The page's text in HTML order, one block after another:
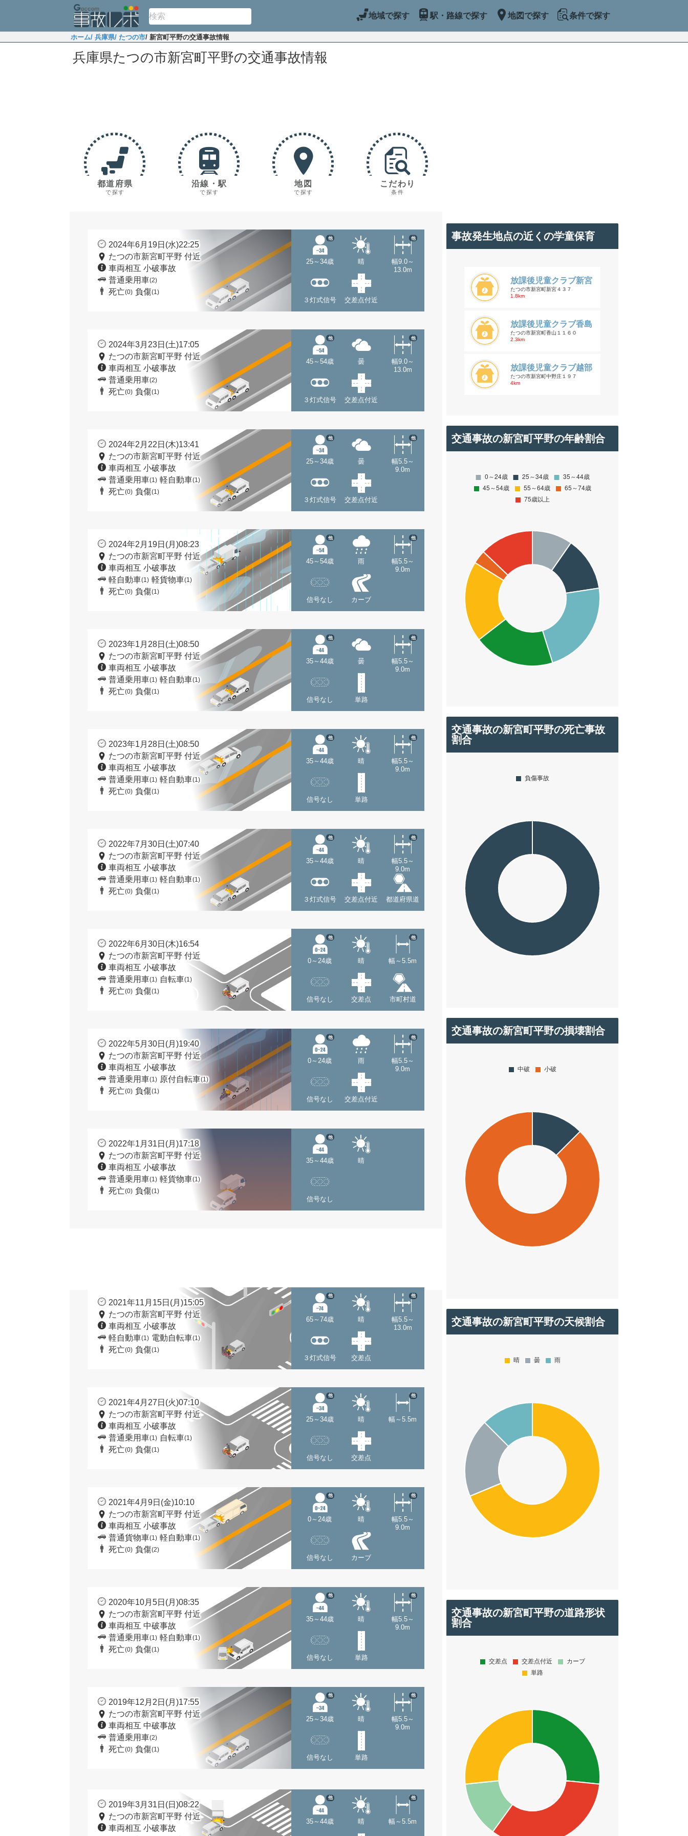
地域で探す 駅・路線で探す 地図で探す 条件で探す
ホーム/ 兵庫県/ たつの市/ 新宮町平野の交通事故情報
兵庫県たつの市新宮町平野の交通事故情報
都道府県
で探す
沿線・駅
で探す
地図
で探す
こだわり
条件
2024年6月19日(水)22:25
たつの市新宮町平野 付近
車両相互 小破事故
普通乗用車(2)
死亡(0) 負傷(1)
25～34歳
他
晴
幅9.0～
13.0m
他
３灯式信号 交差点付近
2024年3月23日(土)17:05
たつの市新宮町平野 付近
車両相互 小破事故
普通乗用車(2)
死亡(0) 負傷(1)
45～54歳
他
曇
幅9.0～
13.0m
他
３灯式信号 交差点付近
2024年2月22日(木)13:41
たつの市新宮町平野 付近
車両相互 小破事故
普通乗用車(1) 軽自動車(1)
死亡(0) 負傷(1)
25～34歳
他
曇
幅5.5～
9.0m
他
３灯式信号 交差点付近
2024年2月19日(月)08:23
たつの市新宮町平野 付近
車両相互 小破事故
軽自動車(1) 軽貨物車(1)
死亡(0) 負傷(1)
45～54歳
他
雨
幅5.5～
9.0m
他
信号なし カーブ
2023年1月28日(土)08:50
たつの市新宮町平野 付近
車両相互 小破事故
普通乗用車(1) 軽自動車(1)
死亡(0) 負傷(1)
35～44歳
他
曇
幅5.5～
9.0m
他
信号なし 単路
2023年1月28日(土)08:50
たつの市新宮町平野 付近
車両相互 小破事故
普通乗用車(1) 軽自動車(1)
死亡(0) 負傷(1)
35～44歳
他
晴
幅5.5～
9.0m
他
信号なし 単路
2022年7月30日(土)07:40
たつの市新宮町平野 付近
車両相互 小破事故
普通乗用車(1) 軽自動車(1)
死亡(0) 負傷(1)
35～44歳
他
晴
幅5.5～
9.0m
他
３灯式信号 交差点付近 都道府県道
2022年6月30日(木)16:54
たつの市新宮町平野 付近
車両相互 小破事故
普通乗用車(1) 自転車(1)
死亡(0) 負傷(1)
0～24歳
他
晴 幅～5.5m
他
信号なし 交差点 市町村道
2022年5月30日(月)19:40
たつの市新宮町平野 付近
車両相互 小破事故
普通乗用車(1) 原付自転車(1)
死亡(0) 負傷(1)
0～24歳
他
雨
幅5.5～
9.0m
他
信号なし 交差点付近
2022年1月31日(月)17:18
たつの市新宮町平野 付近
車両相互 小破事故
普通乗用車(1) 軽貨物車(1)
死亡(0) 負傷(1)
35～44歳
他
晴
信号なし
2021年11月15日(月)15:05
たつの市新宮町平野 付近
車両相互 小破事故
軽自動車(1) 電動自転車(1)
死亡(0) 負傷(1)
65～74歳
他
晴
幅5.5～
13.0m
他
３灯式信号 交差点
2021年4月27日(火)07:10
たつの市新宮町平野 付近
車両相互 小破事故
普通乗用車(1) 自転車(1)
死亡(0) 負傷(1)
25～34歳
他
晴 幅～5.5m
他
信号なし 交差点
2021年4月9日(金)10:10
たつの市新宮町平野 付近
車両相互 小破事故
普通貨物車(1) 軽自動車(1)
死亡(0) 負傷(2)
0～24歳
他
晴
幅5.5～
9.0m
他
信号なし カーブ
2020年10月5日(月)08:35
たつの市新宮町平野 付近
車両相互 中破事故
普通乗用車(1) 軽自動車(1)
死亡(0) 負傷(1)
35～44歳
他
晴
幅5.5～
9.0m
他
信号なし 単路
2019年12月2日(月)17:55
たつの市新宮町平野 付近
車両相互 中破事故
普通乗用車(2)
死亡(0) 負傷(1)
25～34歳
他
晴
幅5.5～
9.0m
他
信号なし 単路
2019年3月31日(日)08:22
たつの市新宮町平野 付近
車両相互 小破事故
35～44歳
他
晴 幅～5.5m
他
事故発生地点の近くの学童保育
放課後児童クラブ新宮
たつの市新宮町新宮４３７
1.8km
放課後児童クラブ香島
たつの市新宮町香山１１６０
2.3km
放課後児童クラブ越部
たつの市新宮町中野庄１９７
4km
交通事故の新宮町平野の年齢割合
交通事故の新宮町平野の死亡事故
割合
交通事故の新宮町平野の損壊割合
交通事故の新宮町平野の天候割合
交通事故の新宮町平野の道路形状
割合